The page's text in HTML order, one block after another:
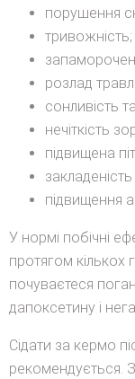
порушення
тривожність;
розлад
сонливість
нечіткість
підвищена
підвищення
У нормі побічні
протягом кількох
почуваєтеся
дапоксетину і
Сідати за кермо
рекомендується.